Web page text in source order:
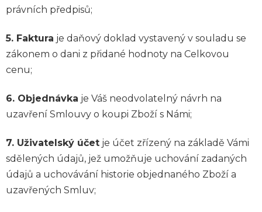
právních předpisů;
5. Faktura je daňový doklad vystavený v souladu se
zákonem o dani z přidané hodnoty na Celkovou
cenu;
6. Objednávka je Váš neodvolatelný návrh na
uzavření Smlouvy o koupi Zboží s Námi;
7. Uživatelský účet je účet zřízený na základě Vámi
sdělených údajů, jež umožňuje uchování zadaných
údajů a uchovávání historie objednaného Zboží a
uzavřených Smluv;